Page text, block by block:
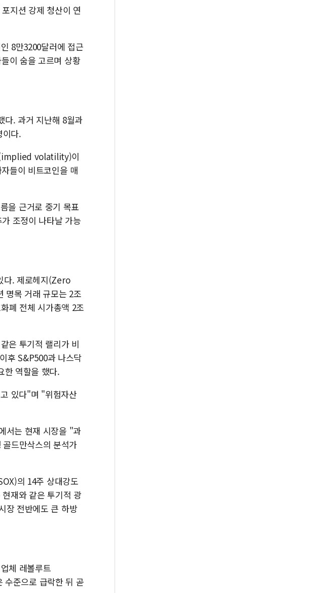
지션 강제 청산이 연
8만3200달러에 접근
이 숨을 고르며 상황
다. 과거 지난해 8월과
이다.
(implied volatility)이
들이 비트코인을 매
을 근거로 중기 목표
조정이 나타날 가능
다. 제로헤지(Zero
명목 거래 규모는 2조
폐 전체 시가총액 2조
은 투기적 랠리가 비
후 S&P500과 나스닥
한 역할을 했다.
있다"며 "위험자산
서는 현재 시장을 "과
드만삭스의 분석가
의 14주 상대강도
재와 같은 투기적 광
장 전반에도 큰 하방
체 레볼루트
수준으로 급락한 뒤 곧